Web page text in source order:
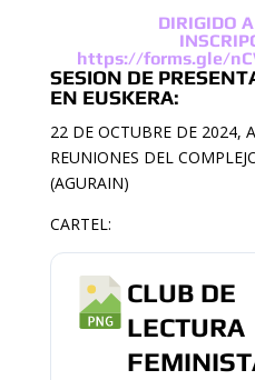
DIRIGIDO
https://forms.gle/
SESION DE
EN EUSKERA:
22 DE OCTUBRE DE 2024,
REUNIONES DEL
(AGURAIN)
CARTEL:
CLUB DE
LECTURA